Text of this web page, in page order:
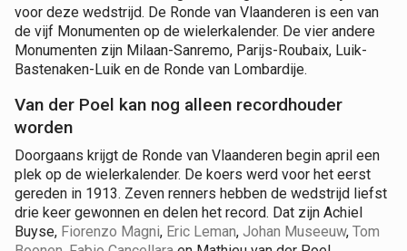
voor deze wedstrijd. De Ronde van Vlaanderen is een van
de vijf Monumenten op de wielerkalender. De vier andere
Monumenten zijn Milaan-Sanremo, Parijs-Roubaix, Luik-
Bastenaken-Luik en de Ronde van Lombardije.
Van der Poel kan nog alleen recordhouder
worden
Doorgaans krijgt de Ronde van Vlaanderen begin april een
plek op de wielerkalender. De koers werd voor het eerst
gereden in 1913. Zeven renners hebben de wedstrijd liefst
drie keer gewonnen en delen het record. Dat zijn Achiel
Buyse, Fiorenzo Magni, Eric Leman, Johan Museeuw, Tom